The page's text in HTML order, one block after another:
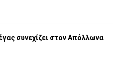
συνεχίζει στον Απόλλωνα